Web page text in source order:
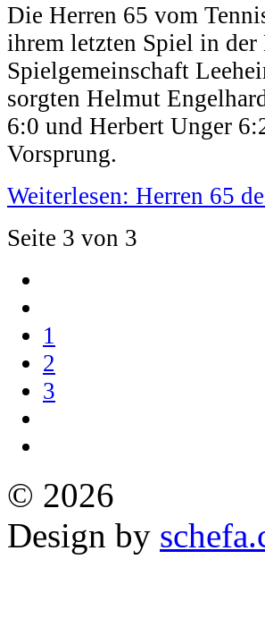
Die Herren 65 vom
ihrem letzten Spiel in
Spielgemeinschaft
sorgten Helmut
6:0 und Herbert Unger
Vorsprung.
Weiterlesen: Herren 65
Seite 3 von 3
1
2
3
© 2026
Design by